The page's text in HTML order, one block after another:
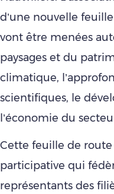
d’une nouvelle
vont être menées
paysages et du
climatique,
scientifiques, le
l’économie du
Cette feuille de route
participative qui
représentants des